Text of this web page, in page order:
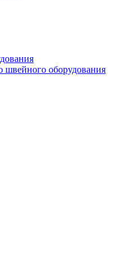
оборудования